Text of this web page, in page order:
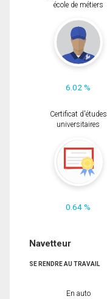
école de métiers
6.02 %
Certificat d'études
universitaires
0.64 %
Navetteur
SE RENDRE AU TRAVAIL
En auto